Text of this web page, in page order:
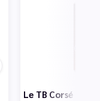
Le TB Corsé 10